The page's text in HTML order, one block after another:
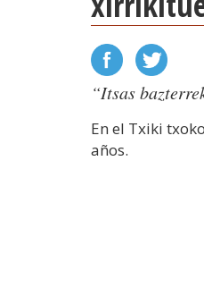
“Itsas
En el Txiki
años.